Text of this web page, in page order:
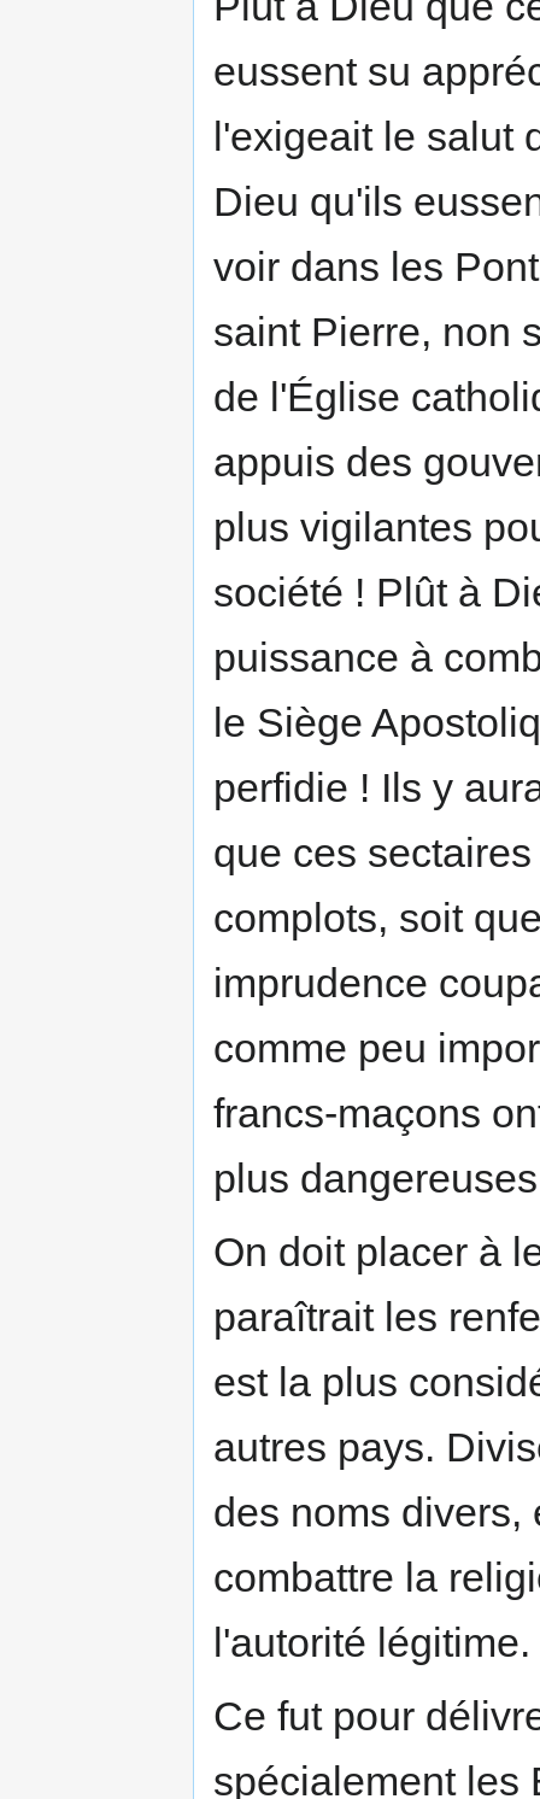
eussent su
l'exigeait le salut
Dieu qu'ils
voir dans les
saint Pierre, non
de l'Église
appuis des
plus vigilantes
société ! Plût à
puissance à
le Siège
perfidie ! Ils y
que ces
complots, soit
imprudence
comme peu
francs-maçons
plus
On doit placer à
paraîtrait les
est la plus
autres pays.
des noms divers,
combattre la
l'autorité légitime.
Ce fut pour
spécialement les